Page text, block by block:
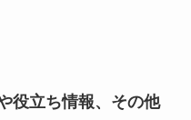
役立ち情報、その他